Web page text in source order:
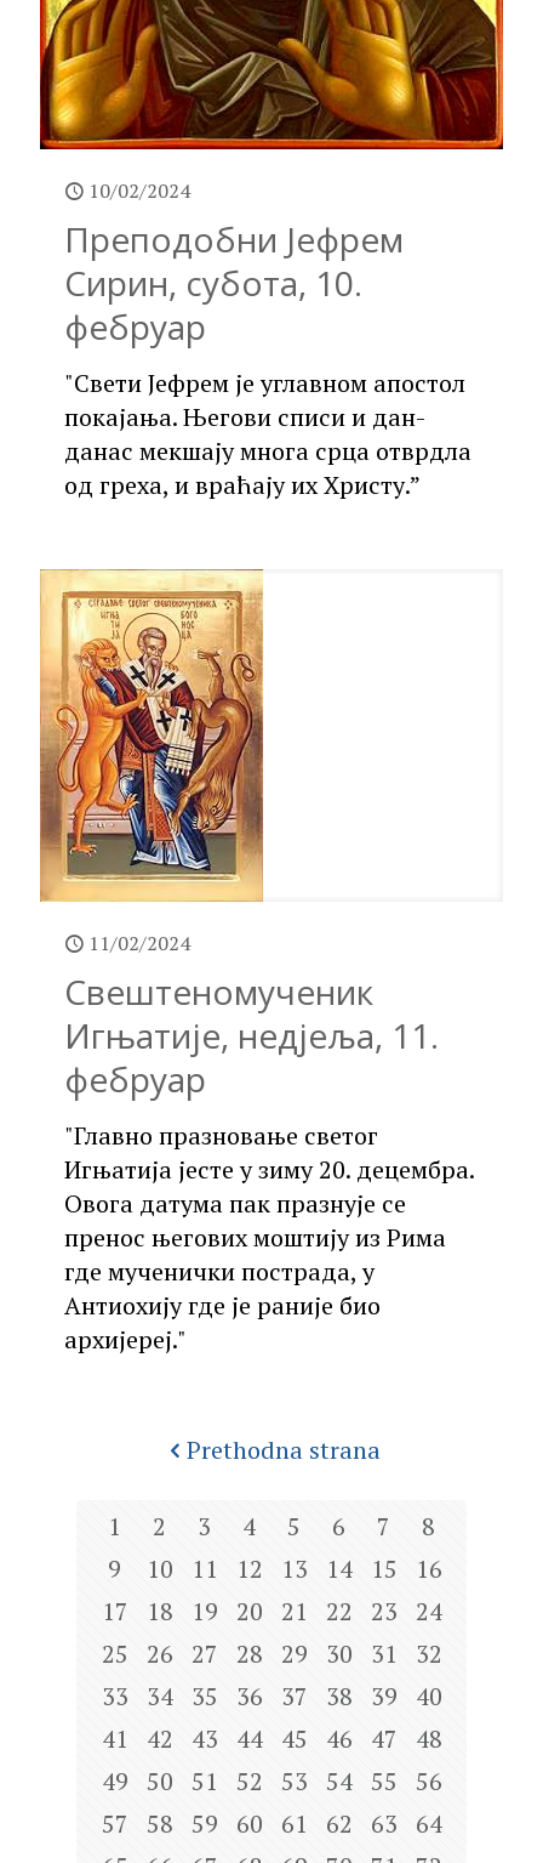
10/02/2024
Преподобни Јефрем
Сирин, субота, 10.
фебруар
"Свети Јефрем је углавном апостол
покајања. Његови списи и дан-
данас мекшају многа срца отврдла
од греха, и враћају их Христу.”
11/02/2024
Свештеномученик
Игњатије, недјеља, 11.
фебруар
"Главно празновање светог
Игњатија јесте у зиму 20. децембра.
Овога датума пак празнује се
пренос његових моштију из Рима
где мученички пострада, у
Антиохију где је раније био
архијереј."
Prethodna strana
1 2 3 4 5 6 7
8
9
10 11 12 13 14 15
16
17
18 19 20 21 22 23
24
25
26 27 28 29 30 31
32
33
34 35 36 37 38 39
40
41
42 43 44 45 46 47
48
49
50 51 52 53 54 55
56
57
58 59 60 61 62 63
64